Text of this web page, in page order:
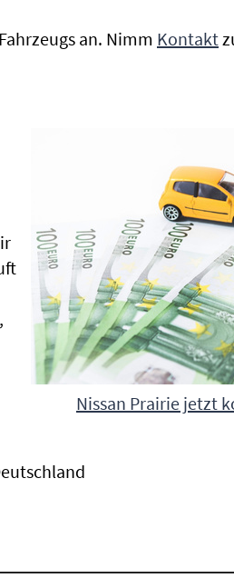
an. Nimm Kontakt
Nissan Prairie jetzt